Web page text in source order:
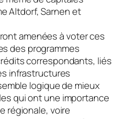
Altdorf, Sarnen et
amenées à voter ces
des programmes
correspondants, liés
infrastructures
logique de mieux
qui ont une importance
régionale, voire